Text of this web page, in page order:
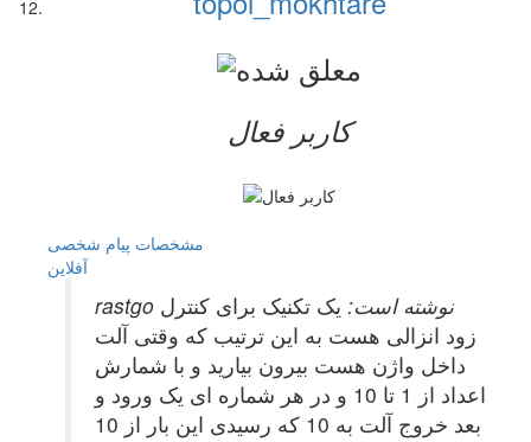
کاربر فعال
مشخصات پیام شخصی
آفلاين
rastgo نوشته است: یک تکنیک برای کنترل
زود انزالی هست به این ترتیب که وقتی آلت
داخل واژن هست بیرون بیارید و با شمارش
اعداد از 1 تا 10 و در هر شماره ای یک ورود و
بعد خروج آلت به 10 که رسیدی این بار از 10